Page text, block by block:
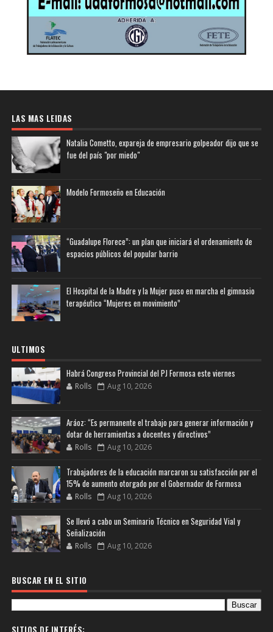
LAS MAS LEIDAS
Natalia Cometto, expareja de empresario golpeador dijo que se
fue del país "por miedo"
Modelo Formoseño en Educación
“Guadalupe Florece”: un plan que iniciará el ordenamiento de
espacios públicos del popular barrio
El Hospital de la Madre y la Mujer puso en marcha el gimnasio
terapéutico “Mujeres en movimiento”
ULTIMOS
Habrá Congreso Provincial del PJ Formosa este viernes
Rolls Aug 10, 2026
Aráoz: “Es permanente el trabajo para generar información y
dotar de herramientas a docentes y directivos”
Rolls Aug 10, 2026
Trabajadores de la educación marcaron su satisfacción por el
15% de aumento otorgado por el Gobernador de Formosa
Rolls Aug 10, 2026
Se llevó a cabo un Seminario Técnico en Seguridad Vial y
Señalización
Rolls Aug 10, 2026
BUSCAR EN EL SITIO